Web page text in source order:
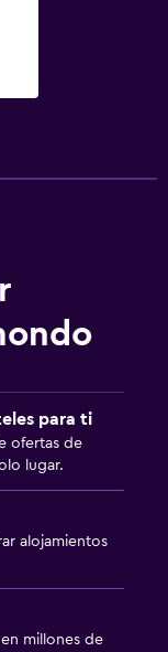
para ti
ofertas de
lugar.
alojamientos
millones de